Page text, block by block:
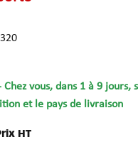
Chez vous, dans 1 à 9 jours,
et le pays de livraison
HT